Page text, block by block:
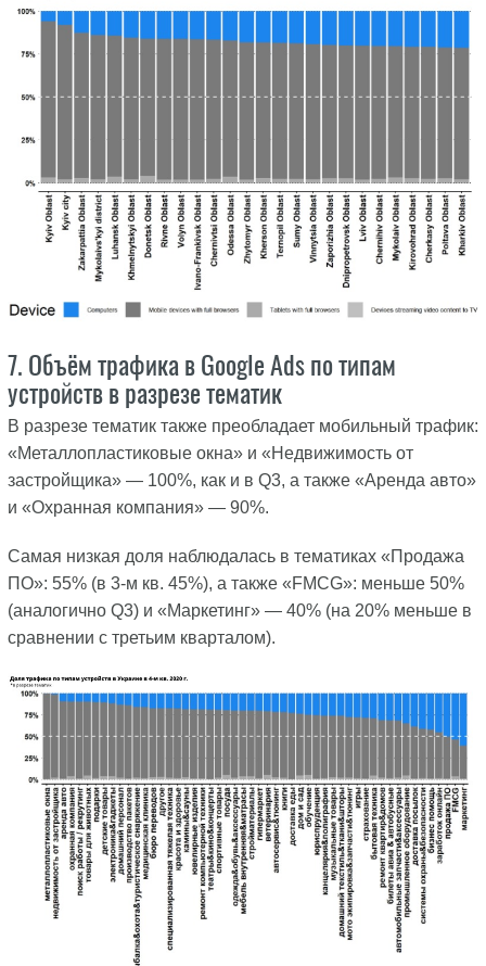
7. Объём трафика в Google Ads по типам
устройств в разрезе тематик
В разрезе тематик также преобладает мобильный трафик:
«Металлопластиковые окна» и «Недвижимость от
застройщика» — 100%, как и в Q3, а также «Аренда авто»
и «Охранная компания» — 90%.
Самая низкая доля наблюдалась в тематиках «Продажа
ПО»: 55% (в 3-м кв. 45%), а также «FMCG»: меньше 50%
(аналогично Q3) и «Маркетинг» — 40% (на 20% меньше в
сравнении с третьим кварталом).